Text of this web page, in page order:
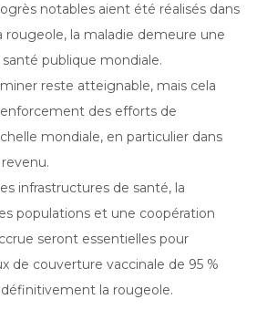
notables aient été réalisés dans
rougeole, la maladie demeure une
publique mondiale.
reste atteignable, mais cela
des efforts de
mondiale, en particulier dans
infrastructures de santé, la
populations et une coopération
seront essentielles pour
de couverture vaccinale de 95 %
définitivement la rougeole.